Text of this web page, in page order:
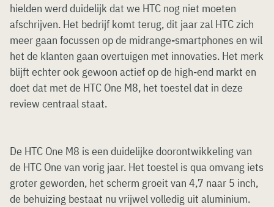
hielden werd duidelijk dat we HTC nog niet moeten
afschrijven. Het bedrijf komt terug, dit jaar zal HTC zich
meer gaan focussen op de midrange-smartphones en wil
het de klanten gaan overtuigen met innovaties. Het merk
blijft echter ook gewoon actief op de high-end markt en
doet dat met de HTC One M8, het toestel dat in deze
review centraal staat.
De HTC One M8 is een duidelijke doorontwikkeling van
de HTC One van vorig jaar. Het toestel is qua omvang iets
groter geworden, het scherm groeit van 4,7 naar 5 inch,
de behuizing bestaat nu vrijwel volledig uit aluminium.